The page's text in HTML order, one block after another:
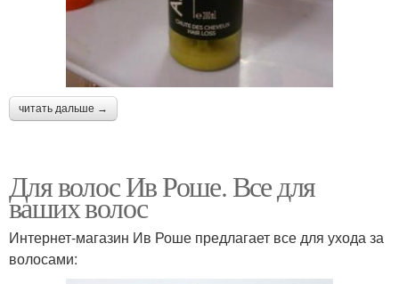
читать дальше →
Для волос Ив Роше. Все для
ваших волос
Интернет-магазин Ив Роше предлагает все для ухода за
волосами: